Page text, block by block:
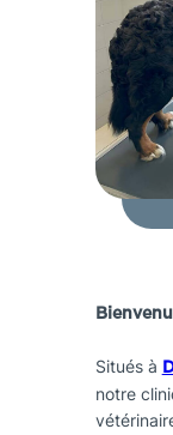
Situés à
notre